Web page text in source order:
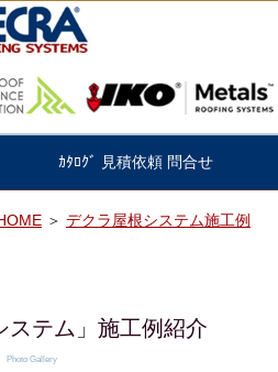
ｶﾀﾛｸﾞ 見積依頼 問合せ
＞ デクラ屋根システム施工例
ステム」施工例紹介
Photo Gallery